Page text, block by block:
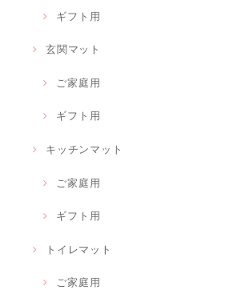
ギフト用
玄関マット
ご家庭用
ギフト用
キッチンマット
ご家庭用
ギフト用
トイレマット
ご家庭用